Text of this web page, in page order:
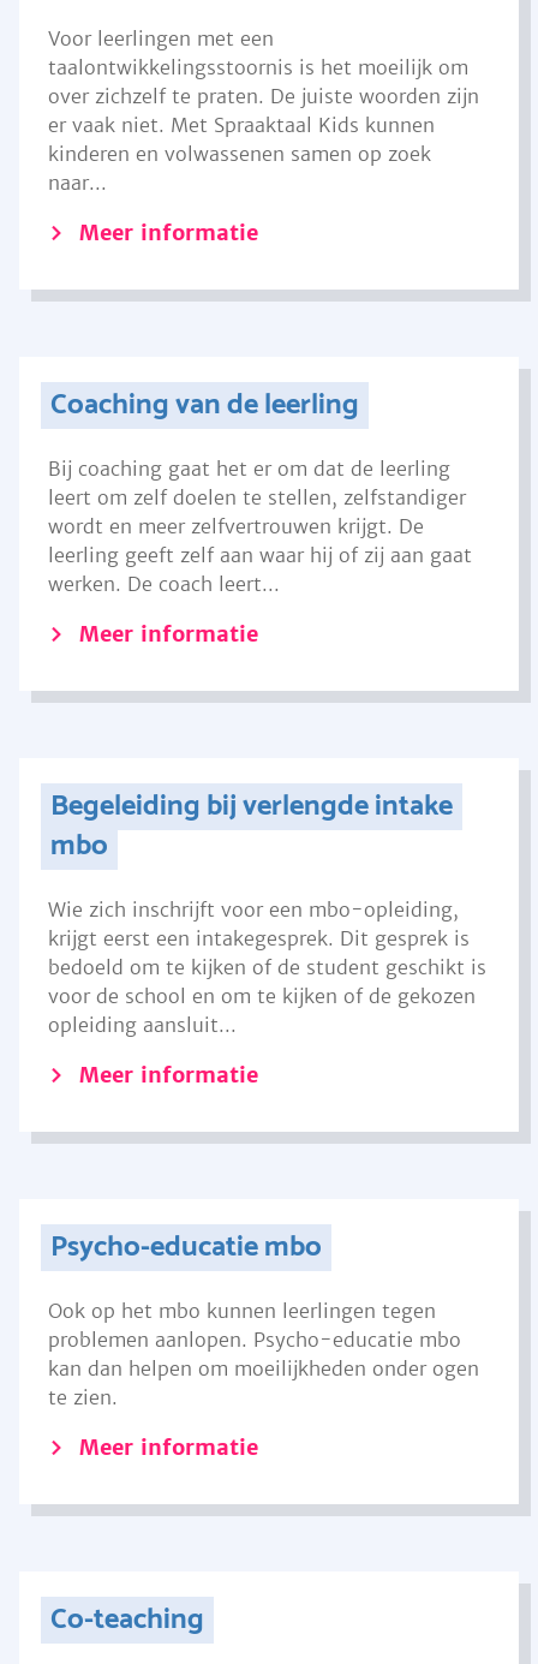
Voor leerlingen met een
taalontwikkelingsstoornis is het moeilijk om
over zichzelf te praten. De juiste woorden zijn
er vaak niet. Met Spraaktaal Kids kunnen
kinderen en volwassenen samen op zoek
naar...
Meer informatie
Coaching van de leerling
Bij coaching gaat het er om dat de leerling
leert om zelf doelen te stellen, zelfstandiger
wordt en meer zelfvertrouwen krijgt. De
leerling geeft zelf aan waar hij of zij aan gaat
werken. De coach leert...
Meer informatie
Begeleiding bij verlengde intake
mbo
Wie zich inschrijft voor een mbo-opleiding,
krijgt eerst een intakegesprek. Dit gesprek is
bedoeld om te kijken of de student geschikt is
voor de school en om te kijken of de gekozen
opleiding aansluit...
Meer informatie
Psycho-educatie mbo
Ook op het mbo kunnen leerlingen tegen
problemen aanlopen. Psycho-educatie mbo
kan dan helpen om moeilijkheden onder ogen
te zien.
Meer informatie
Co-teaching